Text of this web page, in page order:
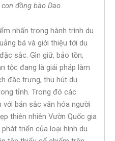
đồng bào Dao.
nhấn trong hành trình du
bá và giới thiệu tới du
sắc. Gìn giữ, bảo tồn,
tộc đang là giải pháp làm
đặc trưng, thu hút du
tỉnh. Trong đó các
với bản sắc văn hóa người
thiên nhiên Vườn Quốc gia
triển của loại hình du